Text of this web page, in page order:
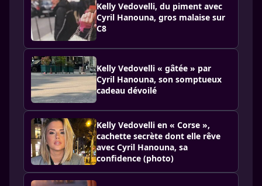
Kelly Vedovelli, du piment avec
Cyril Hanouna, gros malaise sur
C8
Kelly Vedovelli « gâtée » par
Cyril Hanouna, son somptueux
cadeau dévoilé
Kelly Vedovelli en « Corse »,
cachette secrète dont elle rêve
avec Cyril Hanouna, sa
confidence (photo)